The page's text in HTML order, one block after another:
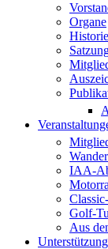
Organe
Historie
IAA-
Golf-
Aus